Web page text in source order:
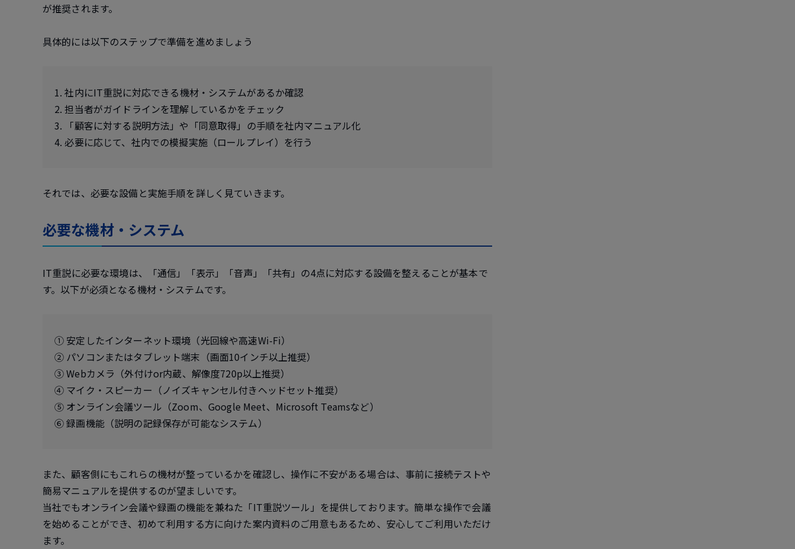
が推奨されます。
具体的には以下のステップで準備を進めましょう
1. 社内にIT重説に対応できる機材・システムがあるか確認
2. 担当者がガイドラインを理解しているかをチェック
3. 「顧客に対する説明方法」や「同意取得」の手順を社内マニュアル化
4. 必要に応じて、社内での模擬実施（ロールプレイ）を行う
それでは、必要な設備と実施手順を詳しく見ていきます。
必要な機材・システム
IT重説に必要な環境は、「通信」「表示」「音声」「共有」の4点に対応する設備を整えることが基本で
す。以下が必須となる機材・システムです。
① 安定したインターネット環境（光回線や高速Wi-Fi）
② パソコンまたはタブレット端末（画面10インチ以上推奨）
③ Webカメラ（外付けor内蔵、解像度720p以上推奨）
④ マイク・スピーカー（ノイズキャンセル付きヘッドセット推奨）
⑤ オンライン会議ツール（Zoom、Google Meet、Microsoft Teamsなど）
⑥ 録画機能（説明の記録保存が可能なシステム）
また、顧客側にもこれらの機材が整っているかを確認し、操作に不安がある場合は、事前に接続テストや
簡易マニュアルを提供するのが望ましいです。
当社でもオンライン会議や録画の機能を兼ねた「IT重説ツール」を提供しております。簡単な操作で会議
を始めることができ、初めて利用する方に向けた案内資料のご用意もあるため、安心してご利用いただけ
ます。